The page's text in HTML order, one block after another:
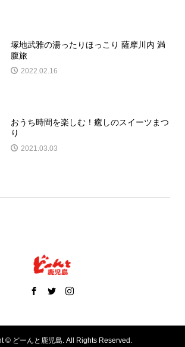
塚地武雅の湯ったりほっこり 薩摩川内 満
腹旅
2022.02.16
おうち時間を楽しむ！癒しのスイーツまつ
り
2021.03.03
©どーんと鹿児島. All Rights Reserved.